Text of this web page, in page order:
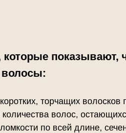
показывают,
торчащих волосков
количества волос,
по всей длине,